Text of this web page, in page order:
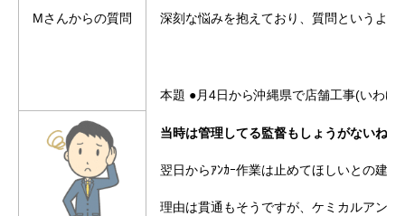
Mさんからの質問 深刻な悩みを抱えており、質問というよ
本題 ●月4日から沖縄県で店舗工事(いわ
当時は管理してる監督もしょうがないね
翌日からｱﾝｶｰ作業は止めてほしいとの建
理由は貫通もそうですが、ケミカルアン